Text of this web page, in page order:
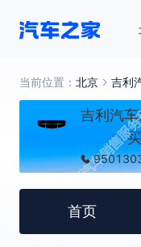
当前位置： 北京 吉利
吉利汽
首页